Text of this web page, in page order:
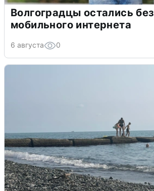
Волгоградцы остались без
мобильного интернета
6 августа 0